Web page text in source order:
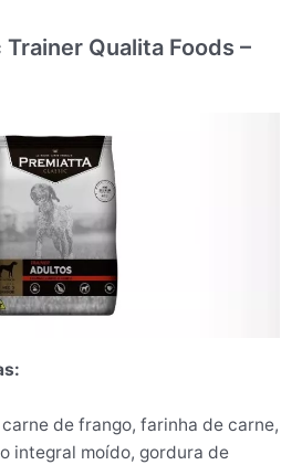
Trainer Qualita Foods –
de frango, farinha de carne,
integral moído, gordura de